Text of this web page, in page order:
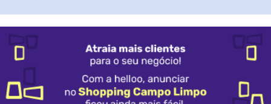
Como Chegar
Horários